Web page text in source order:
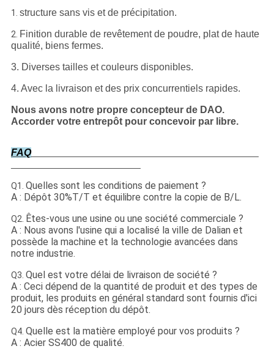
1. structure sans vis et de précipitation.
2. Finition durable de revêtement de poudre, plat de haute
qualité, biens fermes.
3. Diverses tailles et couleurs disponibles.
4. Avec la livraison et des prix concurrentiels rapides.
Nous avons notre propre concepteur de DAO.
Accorder votre entrepôt pour concevoir par libre.
FAQ
Q1. Quelles sont les conditions de paiement ?
A : Dépôt 30%T/T et équilibre contre la copie de B/L.
Q2. Êtes-vous une usine ou une société commerciale ?
A : Nous avons l'usine qui a localisé la ville de Dalian et
possède la machine et la technologie avancées dans
notre industrie.
Q3. Quel est votre délai de livraison de société ?
A : Ceci dépend de la quantité de produit et des types de
produit, les produits en général standard sont fournis d'ici
20 jours dès réception du dépôt.
Q4. Quelle est la matière employé pour vos produits ?
A : Acier SS400 de qualité.